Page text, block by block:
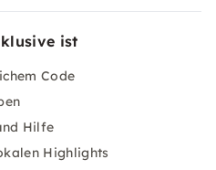
ist
Code
Hilfe
Highlights